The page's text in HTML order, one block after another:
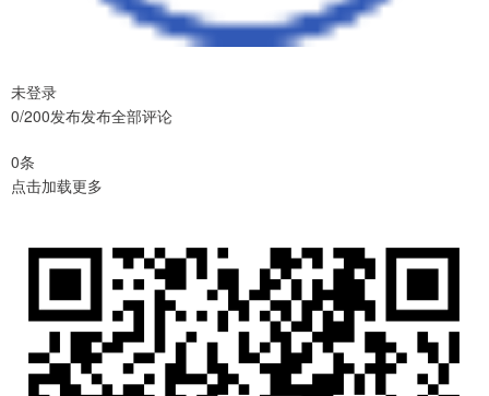
未登录
0/200发布发布全部评论
0条
点击加载更多